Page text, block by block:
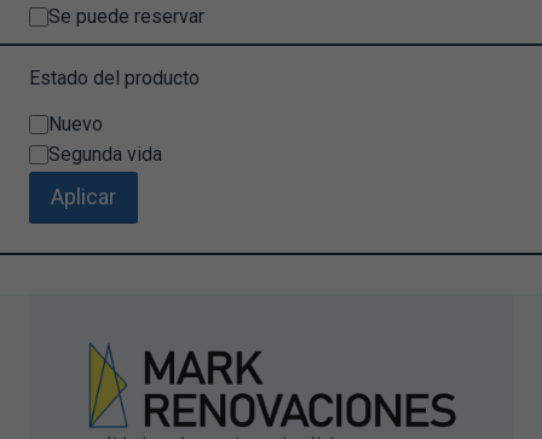
Se puede reservar
Estado del producto
Estado
del
producto
Nuevo
Segunda vida
Aplicar